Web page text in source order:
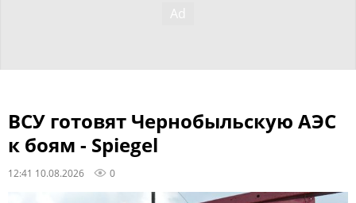
ВСУ готовят Чернобыльскую АЭС
к боям - Spiegel
12:41 10.08.2026 0